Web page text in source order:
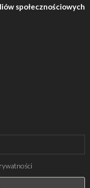
społecznościowych